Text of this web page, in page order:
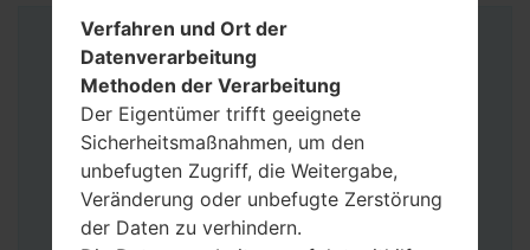
Anleitung
Verfahren und Ort der
Datenverarbeitung
Methoden der Verarbeitung
Der Eigentümer trifft geeignete
Sicherheitsmaßnahmen, um den
unbefugten Zugriff, die Weitergabe,
Veränderung oder unbefugte Zerstörung
der Daten zu verhindern.